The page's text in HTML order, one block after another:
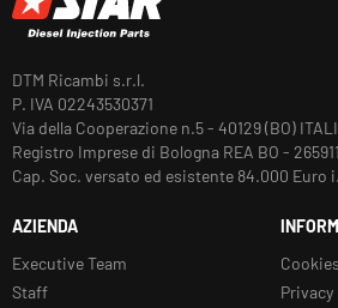
DTM Ricambi s.r.l.
P. IVA 02243530371
Via della Cooperazione n.5 - 40129 (BO)
Registro Imprese di Bologna REA BO - 265911
Cap. Soc. versato ed esistente 84.000 Euro
AZIENDA
Executive Team
Staff
Privacy